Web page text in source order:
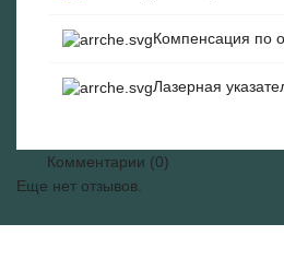
Компенсация по
Лазерная
Комментарии (0)
Еще нет отзывов.